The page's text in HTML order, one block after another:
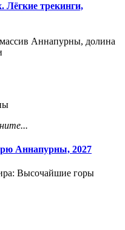
трекинги,
Аннапурны, долина
Аннапурны, 2027
Высочайшие горы